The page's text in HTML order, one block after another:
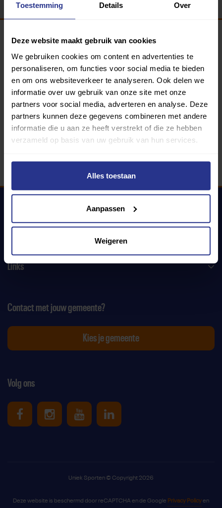
Toestemming Details Over
Deze website maakt gebruik van cookies
We gebruiken cookies om content en advertenties te
personaliseren, om functies voor social media te bieden
en om ons websiteverkeer te analyseren. Ook delen we
informatie over uw gebruik van onze site met onze
partners voor social media, adverteren en analyse. Deze
partners kunnen deze gegevens combineren met andere
informatie die u aan ze heeft verstrekt of die ze hebben
verzameld op basis van uw gebruik van hun services.
Alles toestaan
Aanpassen
Weigeren
340 gemeenten
Partners:
Uniek Sporten
Links
Volg ons
Uniek Sporten op Facebook
Uniek Sporten op Instagram
Uniek Sporten op Youtube
Uniek Sporten op
Contact met jouw gemeente?
Kies je gemeente
Uniek Sporten © Copyright 2026
Deze website is beschermd door reCAPTCHA en de Google Privacy Policyen